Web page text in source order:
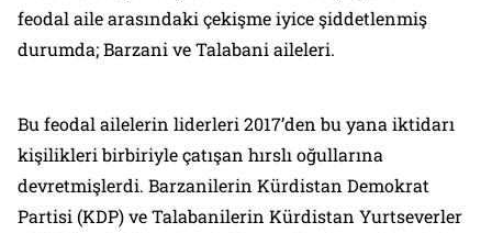
feodal aile arasındaki çekişme iyice şiddetlenmiş
durumda; Barzani ve Talabani aileleri.
Bu feodal ailelerin liderleri 2017’den bu yana iktidarı
kişilikleri birbiriyle çatışan hırslı oğullarına
devretmişlerdi. Barzanilerin Kürdistan Demokrat
Partisi (KDP) ve Talabanilerin Kürdistan Yurtseverler